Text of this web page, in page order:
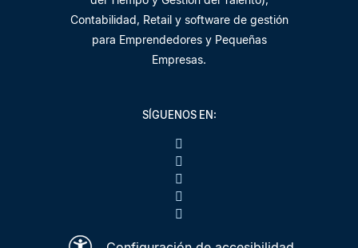
Contabilidad, Retail y software de gestión
para Emprendedores y Pequeñas
Empresas.
SÍGUENOS EN: